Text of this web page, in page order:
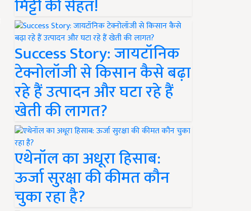
मिट्टी की सेहत!
Success Story: जायटॉनिक
टेक्नोलॉजी से किसान कैसे बढ़ा
रहे हैं उत्पादन और घटा रहे हैं
खेती की लागत?
एथेनॉल का अधूरा हिसाब:
ऊर्जा सुरक्षा की कीमत कौन
चुका रहा है?